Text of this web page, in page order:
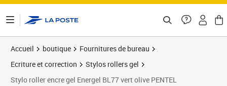
Accueil boutique
Fournitures de bureau
Ecriture et correction
Stylos rollers gel
Stylo roller encre gel Energel BL77 vert olive PENTEL